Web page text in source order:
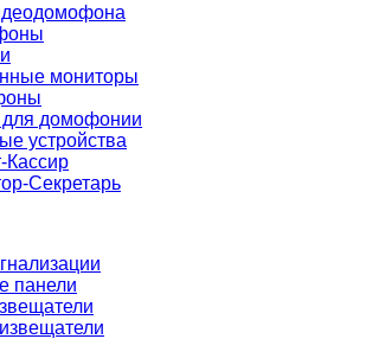
мониторы
для домофонии
устройства
Кассир
Секретарь
панели